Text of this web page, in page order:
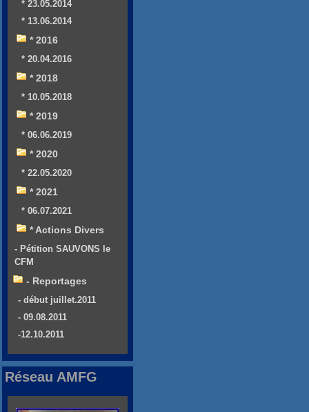
* 23.05.2014
* 13.06.2014
* 2016
* 20.04.2016
* 2018
* 10.05.2018
* 2019
* 06.06.2019
* 2020
* 22.05.2020
* 2021
* 06.07.2021
* Actions Divers
- Pétition SAUVONS le
CFM
- Reportages
- début juillet.2011
- 09.08.2011
-12.10.2011
Réseau AMFG